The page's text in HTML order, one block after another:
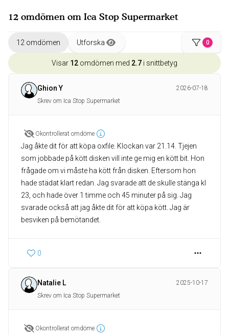
12 omdömen om Ica Stop Supermarket
12 omdömen Utforska 0
Visar 12 omdömen med 2.7 i snittbetyg
Ghion Y
2026-07-18
Skrev om Ica Stop Supermarket
Okontrollerat omdöme
Jag åkte dit för att köpa oxfile. Klockan var 21.14. Tjejen
som jobbade på kött disken vill inte ge mig en kött bit. Hon
frågade om vi måste ha kött från disken. Eftersom hon
hade städat klart redan. Jag svarade att de skulle stänga kl
23, och hade över 1 timme och 45 minuter på sig. Jag
svarade också att jag åkte dit för att köpa kött. Jag är
besviken på bemötandet.
0
Natalie L
2025-10-17
Skrev om Ica Stop Supermarket
Okontrollerat omdöme